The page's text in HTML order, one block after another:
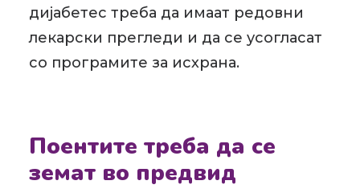
дијабетес треба да имаат редовни
лекарски прегледи и да се усогласат
со програмите за исхрана.
Поентите треба да се
земат во предвид